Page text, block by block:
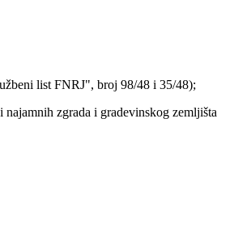
list FNRJ", broj 98/48 i 35/48);
zgrada i gradevinskog zemljišta